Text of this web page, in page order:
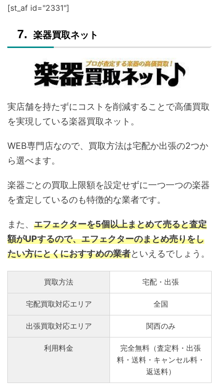
[st_af id="2331"]
楽器買取ネット
実店舗を持たずにコストを削減することで高価買取
を実現している楽器買取ネット。
WEB専門店なので、買取方法は宅配か出張の2つか
ら選べます。
楽器ごとの買取上限額を設定せずに一つ一つの楽器
を査定しているのも特徴的な業者です。
また、 エフェクターを5個以上まとめて売ると査定
額がUPするので、エフェクターのまとめ売りをし
たい方にとくにおすすめの業者といえるでしょう。
買取方法 宅配・出張
宅配買取対応エリア 全国
出張買取対応エリア 関西のみ
利用料金
完全無料（査定料・出張
料・送料・キャンセル料・
返送料）